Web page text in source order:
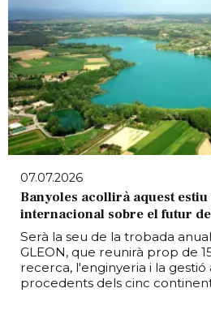
07.07.2026
Banyoles acollirà aquest
internacional sobre el futur
Serà la seu de la trobada
GLEON, que reunirà prop de
recerca, l'enginyeria i la
procedents dels cinc